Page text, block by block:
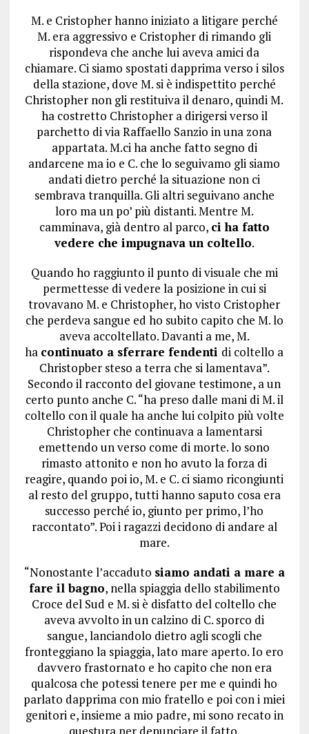
M. e Cristopher hanno iniziato a litigare perché
M. era aggressivo e Cristopher di rimando gli
rispondeva che anche lui aveva amici da
chiamare. Ci siamo spostati dapprima verso i silos
della stazione, dove M. si è indispettito perché
Christopher non gli restituiva il denaro, quindi M.
ha costretto Christopher a dirigersi verso il
parchetto di via Raffaello Sanzio in una zona
appartata. M.ci ha anche fatto segno di
andarcene ma io e C. che lo seguivamo gli siamo
andati dietro perché la situazione non ci
sembrava tranquilla. Gli altri seguivano anche
loro ma un po’ più distanti. Mentre M.
camminava, già dentro al parco, ci ha fatto
vedere che impugnava un coltello.
Quando ho raggiunto il punto di visuale che mi
permettesse di vedere la posizione in cui si
trovavano M. e Christopher, ho visto Cristopher
che perdeva sangue ed ho subito capito che M. lo
aveva accoltellato. Davanti a me, M.
ha continuato a sferrare fendenti di coltello a
Christopber steso a terra che si lamentava”.
Secondo il racconto del giovane testimone, a un
certo punto anche C. “ha preso dalle mani di M. il
coltello con il quale ha anche lui colpito più volte
Christopher che continuava a lamentarsi
emettendo un verso come di morte. lo sono
rimasto attonito e non ho avuto la forza di
reagire, quando poi io, M. e C. ci siamo ricongiunti
al resto del gruppo, tutti hanno saputo cosa era
successo perché io, giunto per primo, l’ho
raccontato”. Poi i ragazzi decidono di andare al
mare.
“Nonostante l’accaduto siamo andati a mare a
fare il bagno, nella spiaggia dello stabilimento
Croce del Sud e M. si è disfatto del coltello che
aveva avvolto in un calzino di C. sporco di
sangue, lanciandolo dietro agli scogli che
fronteggiano la spiaggia, lato mare aperto. Io ero
davvero frastornato e ho capito che non era
qualcosa che potessi tenere per me e quindi ho
parlato dapprima con mio fratello e poi con i miei
genitori e, insieme a mio padre, mi sono recato in